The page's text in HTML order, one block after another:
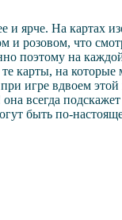
и ярче. На
и розовом, что
поэтому на
карты, на
игре вдвоем этой
всегда
быть по-